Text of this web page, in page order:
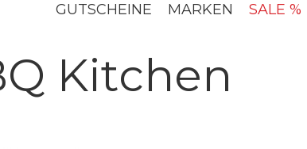
GUTSCHEINE MARKEN SALE %
Kitchen